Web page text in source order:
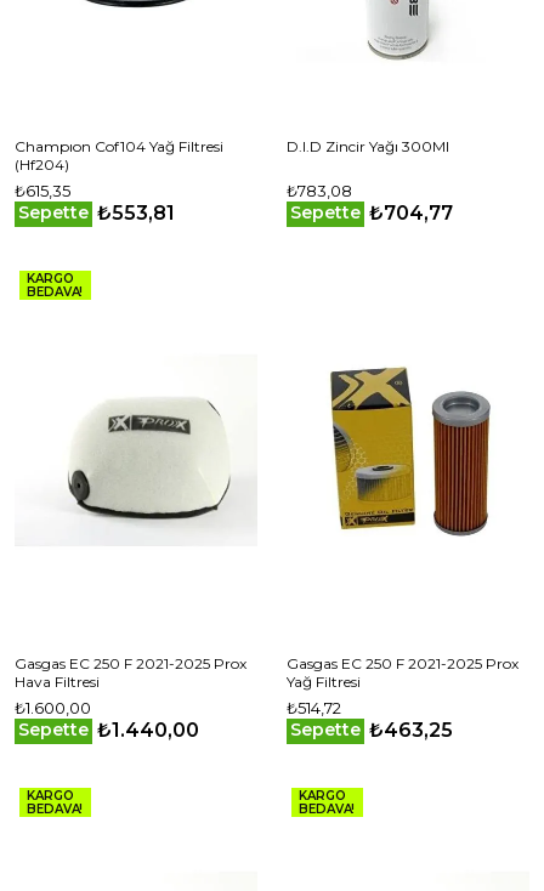
Champıon Cof104 Yağ Filtresi
(Hf204)
₺615,35
Sepette ₺553,81
D.I.D Zincir Yağı 300Ml
₺783,08
Sepette ₺704,77
KARGO
BEDAVA!
Gasgas EC 250 F 2021-2025 Prox
Hava Filtresi
₺1.600,00
Sepette ₺1.440,00
Gasgas EC 250 F 2021-2025 Prox
Yağ Filtresi
₺514,72
Sepette ₺463,25
KARGO
BEDAVA!
KARGO
BEDAVA!